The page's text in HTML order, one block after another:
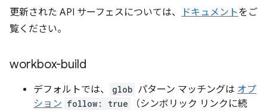
更新された API サーフェスについては、 ドキュメントをご
覧ください。
workbox-build
デフォルトでは、 glob パターン マッチングは オプ
ション follow: true
（シンボリック リンクに続